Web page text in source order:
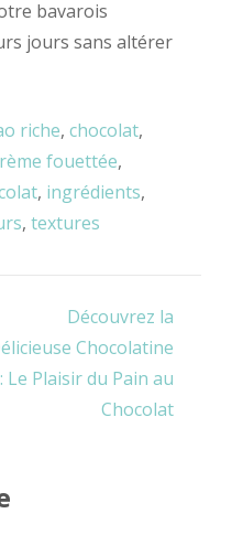
bavarois
jours sans altérer
riche, chocolat,
fouettée,
, ingrédients,
, textures
Découvrez la
Chocolatine
: Le Plaisir du Pain au
Chocolat